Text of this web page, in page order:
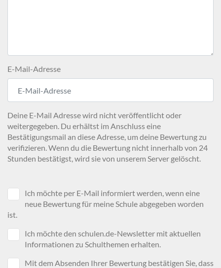
E-Mail-Adresse
Deine E-Mail Adresse wird nicht veröffentlicht oder
weitergegeben. Du erhältst im Anschluss eine
Bestätigungsmail an diese Adresse, um deine Bewertung zu
verifizieren. Wenn du die Bewertung nicht innerhalb von 24
Stunden bestätigst, wird sie von unserem Server gelöscht.
Ich möchte per E-Mail informiert werden, wenn eine
neue Bewertung für meine Schule abgegeben worden
ist.
Ich möchte den schulen.de-Newsletter mit aktuellen
Informationen zu Schulthemen erhalten.
Mit dem Absenden Ihrer Bewertung bestätigen Sie, dass